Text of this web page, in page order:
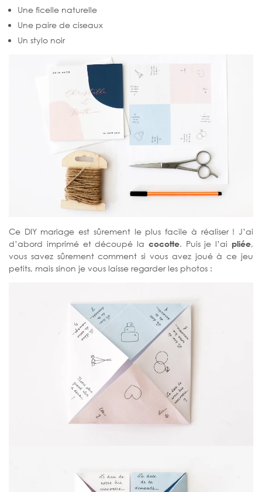
Une ficelle naturelle
Une paire de ciseaux
Un stylo noir
Ce DIY mariage est sûrement le plus facile à réaliser ! J’ai
d’abord imprimé et découpé la cocotte. Puis je l’ai pliée,
vous savez sûrement comment si vous avez joué à ce jeu
petits, mais sinon je vous laisse regarder les photos :